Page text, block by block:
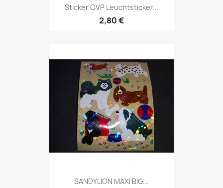
Sticker OVP Leuchtsticker...
2,80 €
SANDYLION MAXI BIG...